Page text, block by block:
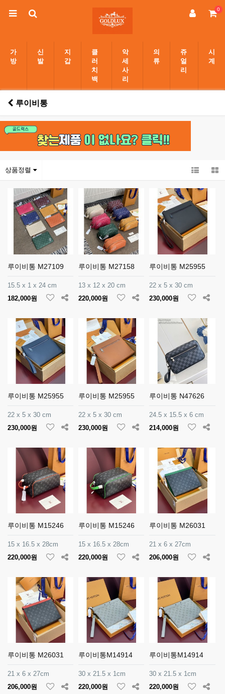
0
가
방
신
발
지
갑
클
러
치
백
악
세
사
리
의
류
쥬
얼
리
시
계
루이비통
상품정렬
루이비통 M27109
15.5 x 1 x 24 cm
182,000원
루이비통 M27158
13 x 12 x 20 cm
220,000원
루이비통 M25955
22 x 5 x 30 cm
230,000원
루이비통 M25955
22 x 5 x 30 cm
230,000원
루이비통 M25955
22 x 5 x 30 cm
230,000원
루이비통 N47626
24.5 x 15.5 x 6 cm
214,000원
루이비통 M15246
15 x 16.5 x 28cm
220,000원
루이비통 M15246
15 x 16.5 x 28cm
220,000원
루이비통 M26031
21 x 6 x 27cm
206,000원
루이비통 M26031
21 x 6 x 27cm
206,000원
루이비통M14914
30 x 21.5 x 1cm
220,000원
루이비통M14914
30 x 21.5 x 1cm
220,000원